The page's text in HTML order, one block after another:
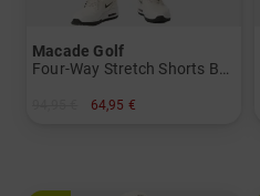
Macade Golf
Four-Way Stretch Shorts Bermuda Hose
64,95 €